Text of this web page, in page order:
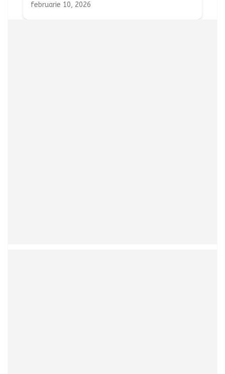
februarie 10, 2026